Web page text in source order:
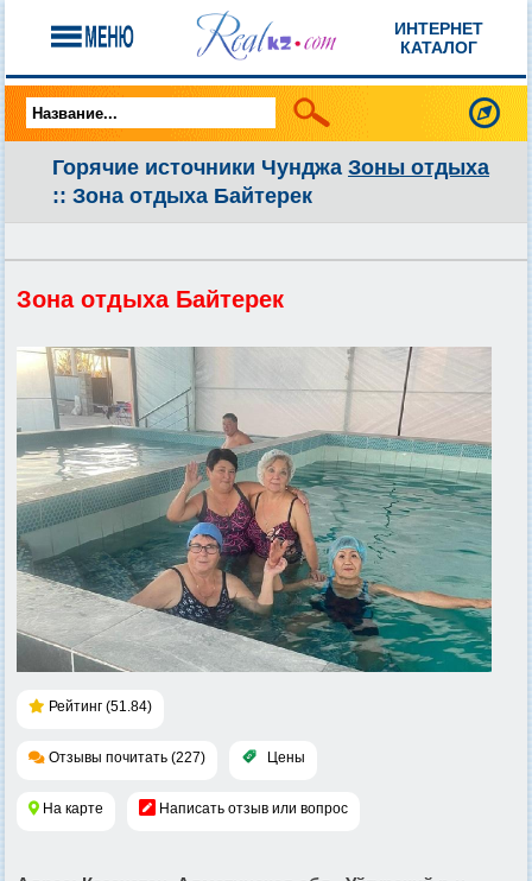
ИНТЕРНЕТ
КАТАЛОГ
Горячие источники Чунджа Зоны отдыха
:: Зона отдыха Байтерек
Зона отдыха Байтерек
Рейтинг (51.84)
Отзывы почитать (227) Цены
На карте Написать отзыв или вопрос